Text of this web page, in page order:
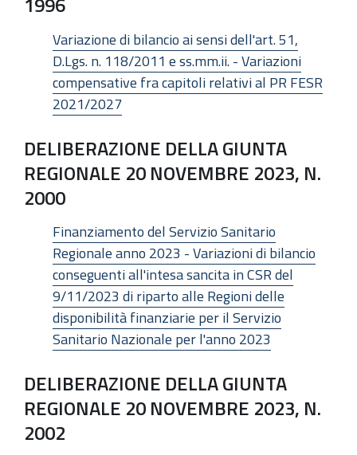
Variazione di bilancio ai sensi dell'art. 51,
D.Lgs. n. 118/2011 e ss.mm.ii. - Variazioni
compensative fra capitoli relativi al PR FESR
2021/2027
DELIBERAZIONE DELLA GIUNTA
REGIONALE 20 NOVEMBRE 2023, N.
2000
Finanziamento del Servizio Sanitario
Regionale anno 2023 - Variazioni di bilancio
conseguenti all'intesa sancita in CSR del
9/11/2023 di riparto alle Regioni delle
disponibilità finanziarie per il Servizio
Sanitario Nazionale per l'anno 2023
DELIBERAZIONE DELLA GIUNTA
REGIONALE 20 NOVEMBRE 2023, N.
2002